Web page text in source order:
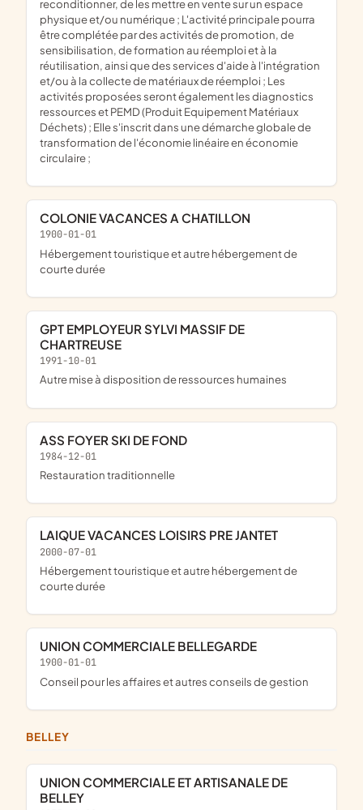
reconditionner, de les mettre en vente sur un espace
physique et/ou numérique ; L'activité principale pourra
être complétée par des activités de promotion, de
sensibilisation, de formation au réemploi et à la
réutilisation, ainsi que des services d'aide à l'intégration
et/ou à la collecte de matériaux de réemploi ; Les
activités proposées seront également les diagnostics
ressources et PEMD (Produit Equipement Matériaux
Déchets) ; Elle s'inscrit dans une démarche globale de
transformation de l'économie linéaire en économie
circulaire ;
COLONIE VACANCES A CHATILLON
1900-01-01
Hébergement touristique et autre hébergement de
courte durée
GPT EMPLOYEUR SYLVI MASSIF DE
CHARTREUSE
1991-10-01
Autre mise à disposition de ressources humaines
ASS FOYER SKI DE FOND
1984-12-01
Restauration traditionnelle
LAIQUE VACANCES LOISIRS PRE JANTET
2000-07-01
Hébergement touristique et autre hébergement de
courte durée
UNION COMMERCIALE BELLEGARDE
1900-01-01
Conseil pour les affaires et autres conseils de gestion
BELLEY
UNION COMMERCIALE ET ARTISANALE DE
BELLEY